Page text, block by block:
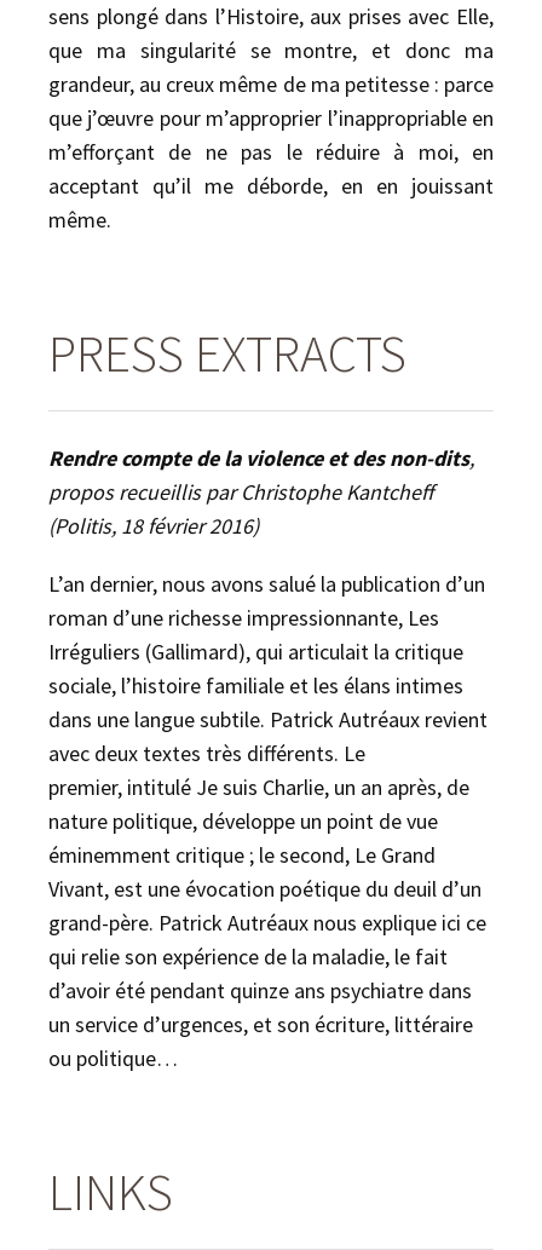
sens plongé dans l’Histoire, aux prises avec Elle,
que ma singularité se montre, et donc ma
grandeur, au creux même de ma petitesse : parce
que j’œuvre pour m’approprier l’inappropriable en
m’efforçant de ne pas le réduire à moi, en
acceptant qu’il me déborde, en en jouissant
même.
PRESS EXTRACTS
Rendre compte de la violence et des non-dits,
propos recueillis par Christophe Kantcheff
(Politis, 18 février 2016)
L’an dernier, nous avons salué la publication d’un
roman d’une richesse impressionnante, Les
Irréguliers (Gallimard), qui articulait la critique
sociale, l’histoire familiale et les élans intimes
dans une langue subtile. Patrick Autréaux revient
avec deux textes très différents. Le
premier, intitulé Je suis Charlie, un an après, de
nature politique, développe un point de vue
éminemment critique ; le second, Le Grand
Vivant, est une évocation poétique du deuil d’un
grand-père. Patrick Autréaux nous explique ici ce
qui relie son expérience de la maladie, le fait
d’avoir été pendant quinze ans psychiatre dans
un service d’urgences, et son écriture, littéraire
ou politique…
LINKS